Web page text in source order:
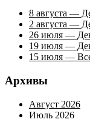
8 августа —
2 августа —
26 июля —
19 июля —
15 июля —
Архивы
Август 2026
Июль 2026